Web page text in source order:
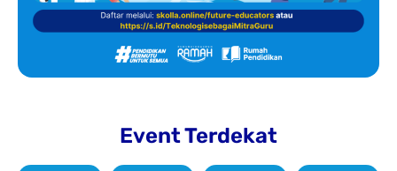
Event Terdekat